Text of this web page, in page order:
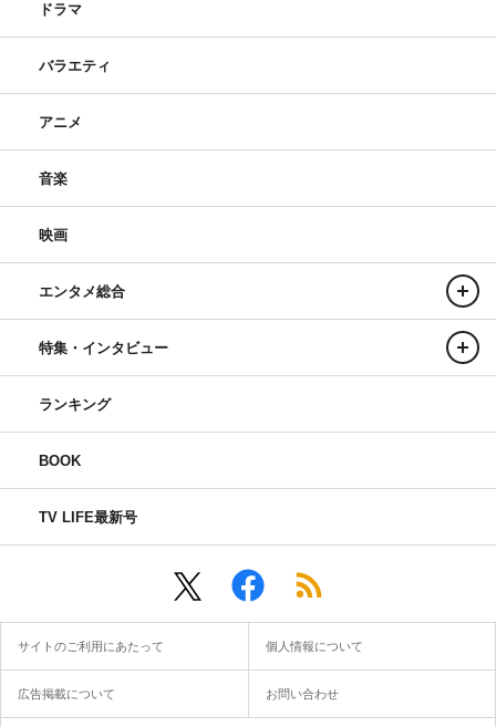
ドラマ
バラエティ
アニメ
音楽
映画
エンタメ総合
特集・インタビュー
ランキング
BOOK
TV LIFE最新号
サイトのご利用にあたって 個人情報について
広告掲載について お問い合わせ